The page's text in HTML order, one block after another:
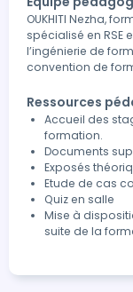
OUKHITI Nezha,
spécialisé en RSE
l’ingénierie de
convention de
Ressources
Accueil des
formation.
Documents
Exposés
Etude de cas
Quiz en salle
Mise à
suite de la